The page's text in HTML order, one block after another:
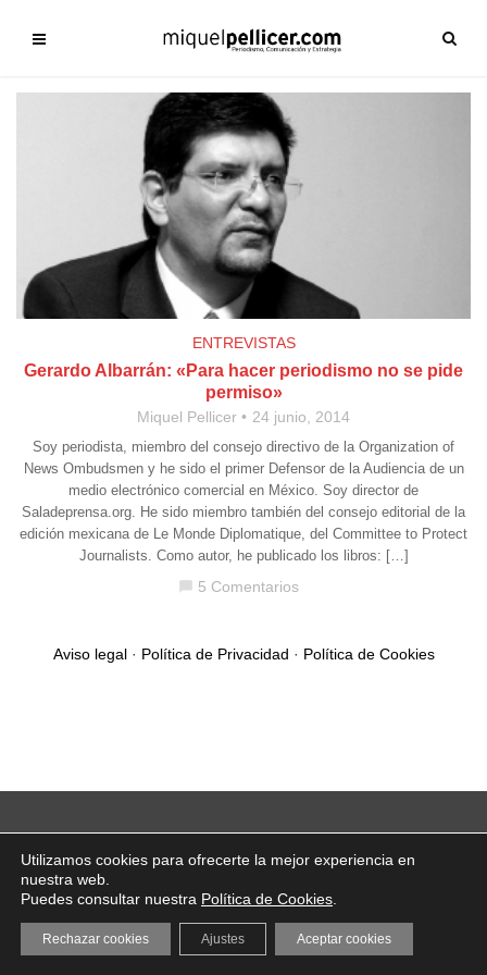
ENTREVISTAS
Gerardo Albarrán: «Para hacer periodismo no se pide
permiso»
Miquel Pellicer 24 junio, 2014
Soy periodista, miembro del consejo directivo de la Organization of
News Ombudsmen y he sido el primer Defensor de la Audiencia de un
medio electrónico comercial en México. Soy director de
Saladeprensa.org. He sido miembro también del consejo editorial de la
edición mexicana de Le Monde Diplomatique, del Committee to Protect
Journalists. Como autor, he publicado los libros: […]
5 Comentarios
Aviso legal· Política de Privacidad · Política de Cookies
Utilizamos cookies para ofrecerte la mejor experiencia en
nuestra web.
Puedes consultar nuestra Política de Cookies
Aceptar cookies
Rechazar cookies Ajustes